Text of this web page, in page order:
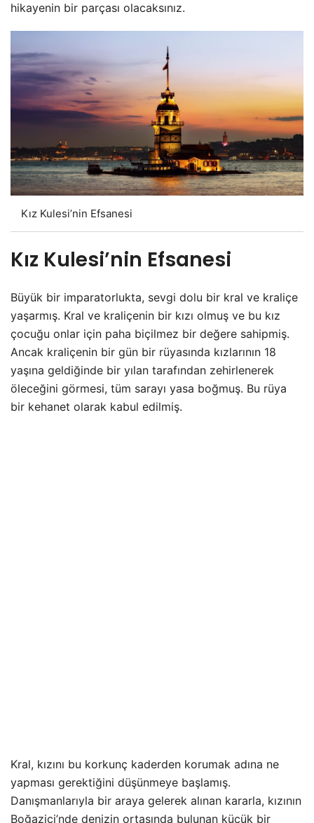
hikayenin bir parçası olacaksınız.
Kız Kulesi’nin Efsanesi
Kız Kulesi’nin Efsanesi
Büyük bir imparatorlukta, sevgi dolu bir kral ve kraliçe
yaşarmış. Kral ve kraliçenin bir kızı olmuş ve bu kız
çocuğu onlar için paha biçilmez bir değere sahipmiş.
Ancak kraliçenin bir gün bir rüyasında kızlarının 18
yaşına geldiğinde bir yılan tarafından zehirlenerek
öleceğini görmesi, tüm sarayı yasa boğmuş. Bu rüya
bir kehanet olarak kabul edilmiş.
Kral, kızını bu korkunç kaderden korumak adına ne
yapması gerektiğini düşünmeye başlamış.
Danışmanlarıyla bir araya gelerek alınan kararla, kızının
Boğaziçi’nde denizin ortasında bulunan küçük bir